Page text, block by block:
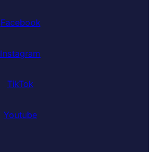
Facebook
Instagram
TikTok
Youtube